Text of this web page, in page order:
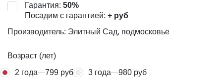
Гарантия: 50%
Посадим с гарантией: + руб
Производитель: Элитный Сад, подмосковье
Возраст (лет)
2 года
799 руб 3 года
980 руб